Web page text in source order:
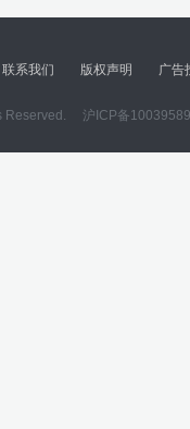
联系我们 版权声明 广告
Reserved. 沪ICP备